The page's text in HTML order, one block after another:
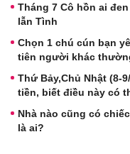
Tháng 7 Cô hồn ai
lẫn Tình
Chọn 1 chú cún bạn
tiên người khác
Thứ Bảy,Chủ Nhật (8-
tiền, biết điều này có
Nhà nào cũng có
là ai?